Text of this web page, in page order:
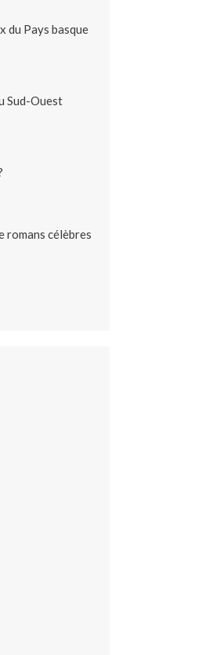
du Pays basque
Sud-Ouest
romans célèbres